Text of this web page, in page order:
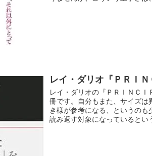
レイ・ダリオ『ＰＲＩＮ
レイ・ダリオの『ＰＲＩＮＣ
冊です。自分もまた、サイズは
き様が参考になる、というの
読み返す対象になっているとい